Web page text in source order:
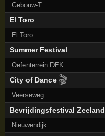
Gebouw-T
El Toro
El Toro
Summer Festival
Oefenterrein DEK
City of Dance 🎬
Veerseweg
Bevrijdingsfestival Zeeland
Nieuwendijk